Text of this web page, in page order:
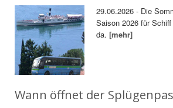
29.06.2026 - Die
Saison 2026 für
da.[mehr]
Wann öffnet der